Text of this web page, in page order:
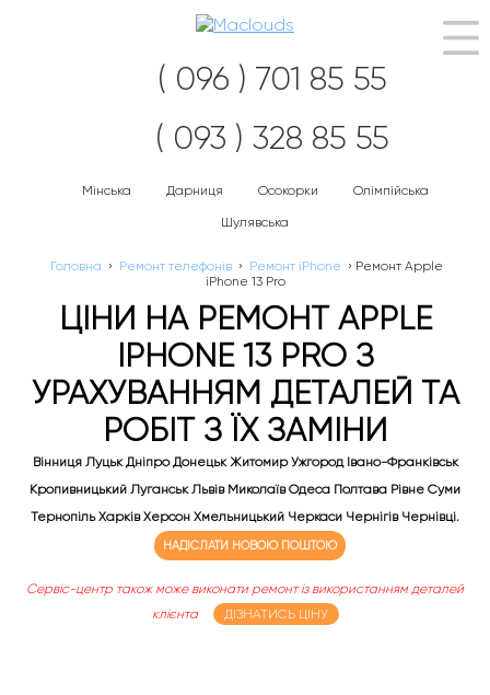
( 096 ) 701 85 55
( 093 ) 328 85 55
Мінська Дарниця Осокорки Олімпійська
Шулявська
Головна › Ремонт телефонів › Ремонт iPhone › Ремонт Apple
iPhone 13 Pro
ЦІНИ НА РЕМОНТ APPLE
IPHONE 13 PRO З
УРАХУВАННЯМ ДЕТАЛЕЙ ТА
РОБІТ З ЇХ ЗАМІНИ
Вінниця Луцьк Дніпро Донецьк Житомир Ужгород Івано-Франківськ
Кропивницький Луганськ Львів Миколаїв Одеса Полтава Рівне Суми
Тернопіль Харків Херсон Хмельницький Черкаси Чернігів Чернівці.
НАДІСЛАТИ НОВОЮ ПОШТОЮ
Сервіс-центр також може виконати ремонт із використанням деталей
клієнта
ДІЗНАТИСЬ ЦІНУ